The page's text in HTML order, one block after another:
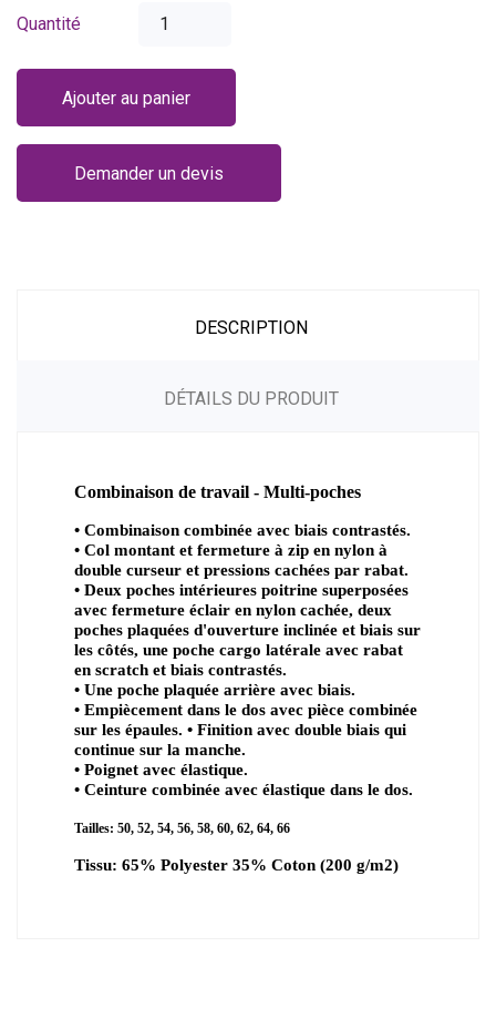
Bleu
Quantité
Ajouter au panier
Demander un devis
DESCRIPTION
DÉTAILS DU PRODUIT
Combinaison de travail - Multi-poches
• Combinaison combinée avec biais contrastés.
• Col montant et fermeture à zip en nylon à
double curseur et pressions cachées par rabat.
• Deux poches intérieures poitrine superposées
avec fermeture éclair en nylon cachée, deux
poches plaquées d'ouverture inclinée et biais sur
les côtés, une poche cargo latérale avec rabat
en scratch et biais contrastés.
• Une poche plaquée arrière avec biais.
• Empiècement dans le dos avec pièce combinée
sur les épaules. • Finition avec double biais qui
continue sur la manche.
• Poignet avec élastique.
• Ceinture combinée avec élastique dans le dos.
Tailles: 50, 52, 54, 56, 58, 60, 62, 64, 66
Tissu: 65% Polyester 35% Coton (200 g/m2)